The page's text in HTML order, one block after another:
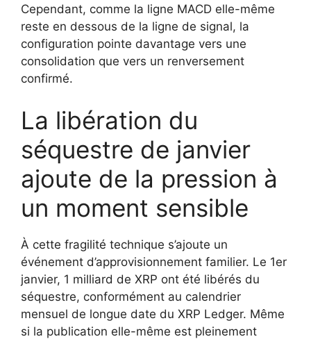
Cependant, comme la ligne MACD elle-même
reste en dessous de la ligne de signal, la
configuration pointe davantage vers une
consolidation que vers un renversement
confirmé.
La libération du
séquestre de janvier
ajoute de la pression à
un moment sensible
À cette fragilité technique s’ajoute un
événement d’approvisionnement familier. Le 1er
janvier, 1 milliard de XRP ont été libérés du
séquestre, conformément au calendrier
mensuel de longue date du XRP Ledger. Même
si la publication elle-même est pleinement